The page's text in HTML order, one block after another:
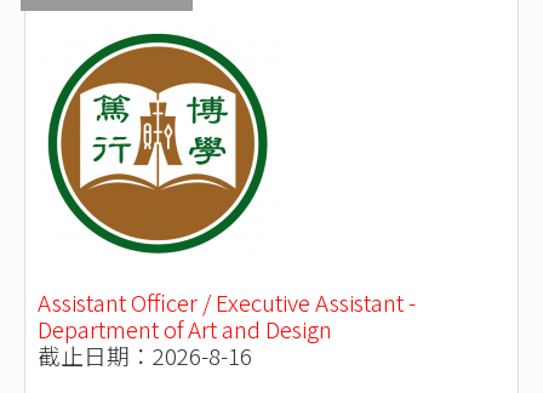
Assistant Officer / Executive Assistant -
Department of Art and Design
截止日期：2026-8-16